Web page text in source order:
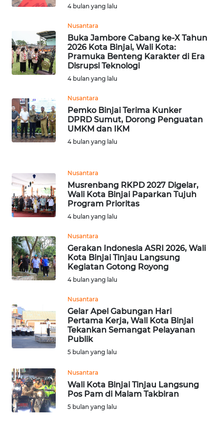
4 bulan yang lalu
Nusantara
Buka Jambore Cabang ke-X Tahun
2026 Kota Binjai, Wali Kota:
Pramuka Benteng Karakter di Era
Disrupsi Teknologi
4 bulan yang lalu
Nusantara
Pemko Binjai Terima Kunker
DPRD Sumut, Dorong Penguatan
UMKM dan IKM
4 bulan yang lalu
Nusantara
Musrenbang RKPD 2027 Digelar,
Wali Kota Binjai Paparkan Tujuh
Program Prioritas
4 bulan yang lalu
Nusantara
Gerakan Indonesia ASRI 2026, Wali
Kota Binjai Tinjau Langsung
Kegiatan Gotong Royong
4 bulan yang lalu
Nusantara
Gelar Apel Gabungan Hari
Pertama Kerja, Wali Kota Binjai
Tekankan Semangat Pelayanan
Publik
5 bulan yang lalu
Nusantara
Wali Kota Binjai Tinjau Langsung
Pos Pam di Malam Takbiran
5 bulan yang lalu
TINGGI
WN
PAKPAK
WN
KARAWANG
WN
BEKASI
WN
WN
DEPOK
WN
WN
SAMOSIR
PADANG
LAWAS
WN
SUMEDANG
WN
CIANJUR
WN